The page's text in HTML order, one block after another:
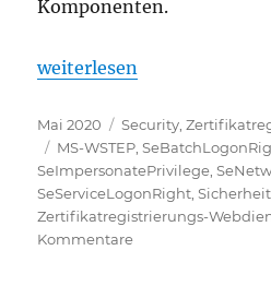
Komponenten.
„Benötigte Windows-
weiterlesen
Veröffentlicht
am
Mai 2020 Kategorien
Security,
Schlagwörter
MS-WSTEP,
SeImpersonatePrivilege,
SeServiceLogonRight,
Zertifikatregistrierungs-
Kommentarezu